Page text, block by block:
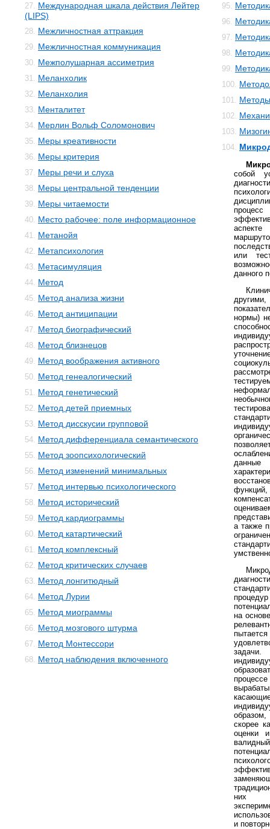
27. Международная шкала действия Лейтер
(LIPS)
28. Межличностная аттракция
29. Межличностная коммуникация
30. Межполушарная ассиметрия
31. Меланхолик
32. Меланхолия
33. Менталитет
34. Мерлин Вольф Соломонович
35. Меры креативности
36. Меры критерия
37. Меры речи и слуха
38. Меры центральной тенденции
39. Меры читаемости
40. Место рабочее: поле информационное
41. Метанойя
42. Метапсихология
43. Метасимуляция
44. Метод
45. Метод анализа жизни
46. Метод антиципации
47. Метод биографический
48. Метод близнецов
49. Метод воображения активного
50. Метод генеалогический
51. Метод генетический
52. Метод детей приемных
53. Метод дисскусии групповой
54. Метод дифференциала семантического
55. Метод зоопсихологический
56. Метод изменений минимальных
57. Метод интервью психологического
58. Метод исторический
59. Метод кардиограммы
60. Метод катартический
61. Метод комплексный
62. Метод критических случаев
63. Метод лонгитюдный
64. Метод Лурии
65. Метод миограммы
66. Метод мозгового штурма
67. Метод Монтессори
68. Метод наблюдения включенного
95.
96.
97.
98.
99.
100.
101. Методы
102.
103.
104.
собой
процесс
или
данного
нормы)
данные
функций,
а также
на
задачи.
образом,
скорее
оценки
них
и